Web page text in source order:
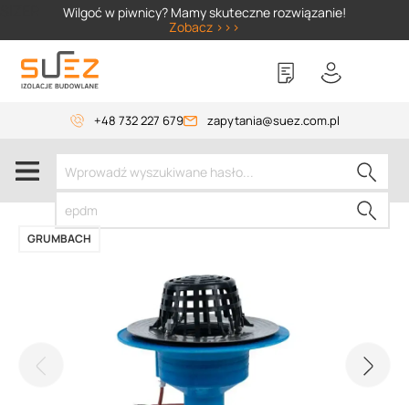
Wilgoć w piwnicy? Mamy skuteczne rozwiązanie!
Zobacz >>>
+48 732 227 679 zapytania@suez.com.pl
GRUMBACH